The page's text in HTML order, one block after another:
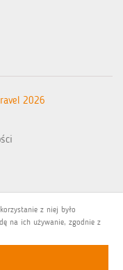
z niej było
na ich używanie, zgodnie z
2026